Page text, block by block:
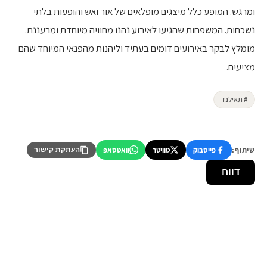
ומרגש. המופע כלל מיצגים מופלאים של אור ואש והופעות בלתי
נשכחות. המשפחות שהגיעו לאירוע נהנו מחוויה מיוחדת ומרעננת.
מומלץ לבקר באירועים דומים בעתיד וליהנות מהפנאי המיוחד שהם
מציעים.
# תאילנד
שיתוף: פייסבוק טוויטר וואטסאפ העתקת קישור
דווח